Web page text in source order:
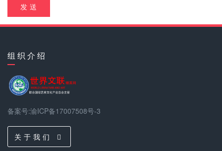
发 送
组 织 介 绍
备案号:渝ICP备17007508号-3
关 于 我 们